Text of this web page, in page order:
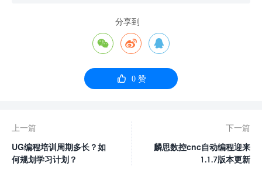
分享到
  
 0赞
上一篇
UG编程培训周期多长？如
何规划学习计划？
下一篇
麟思数控cnc自动编程迎来
1.1.7版本更新